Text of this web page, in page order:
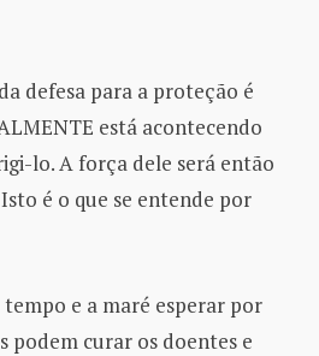
defesa para a proteção é
está acontecendo
lo. A força dele será então
é o que se entende por
e a maré esperar por
podem curar os doentes e